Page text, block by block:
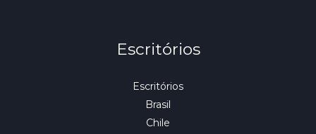
Escritórios
Escritórios
Brasil
Chile